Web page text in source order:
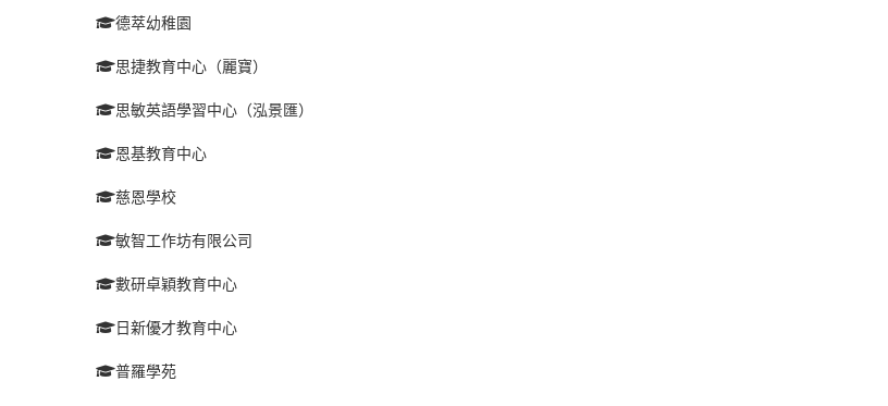
德萃幼稚園
思捷教育中心（麗寶）
思敏英語學習中心（泓景匯）
恩基教育中心
慈恩學校
敏智工作坊有限公司
數研卓穎教育中心
日新優才教育中心
普羅學苑